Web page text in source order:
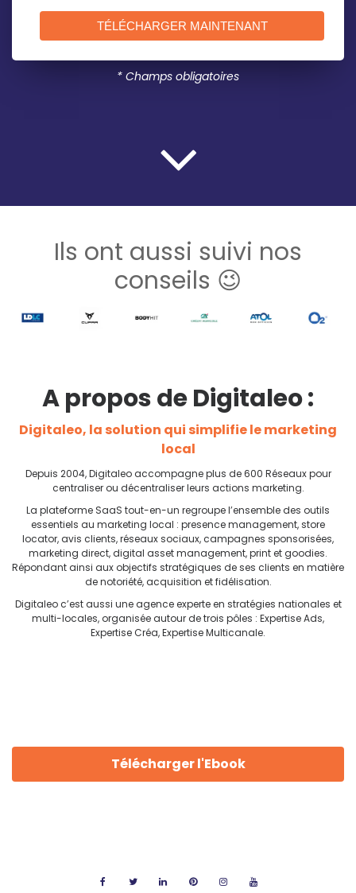
* Champs obligatoires
Ils ont aussi suivi nos
conseils 😉
A propos de Digitaleo :
Digitaleo, la solution qui simplifie le marketing
local
Depuis 2004, Digitaleo accompagne plus de 600 Réseaux pour
centraliser ou décentraliser leurs actions marketing.
La plateforme SaaS tout-en-un regroupe l’ensemble des outils
essentiels au marketing local : presence management, store
locator, avis clients, réseaux sociaux, campagnes sponsorisées,
marketing direct, digital asset management, print et goodies.
Répondant ainsi aux objectifs stratégiques de ses clients en matière
de notoriété, acquisition et fidélisation.
Digitaleo c’est aussi une agence experte en stratégies nationales et
multi-locales, organisée autour de trois pôles : Expertise Ads,
Expertise Créa, Expertise Multicanale.
Télécharger l'Ebook